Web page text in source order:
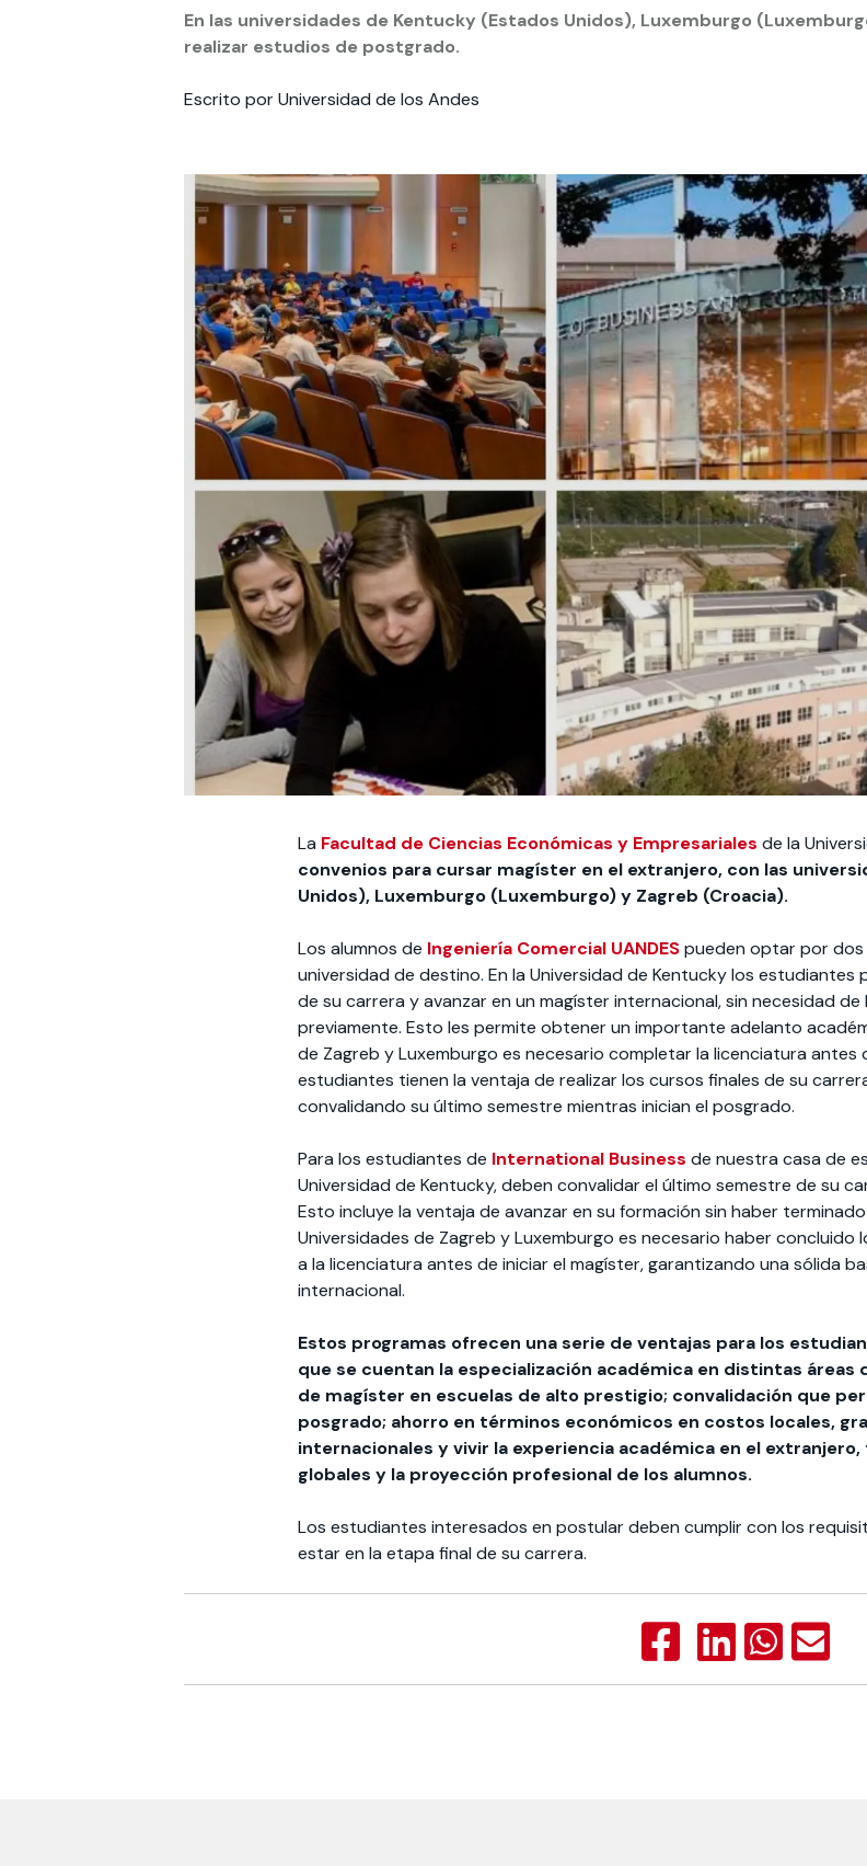
Te puede interesar:International studentsFacultades
Te puede interesar:Explora el campus UandesNoticias estudiantiles
En las universidades de Kentucky (Estados Unidos), Luxemburgo
realizar estudios de postgrado.
Escrito por Universidad de los Andes
La Facultad de Ciencias Económicas y Empresariales de la
convenios para cursar magíster en el extranjero, con las
Unidos), Luxemburgo (Luxemburgo) y Zagreb (Croacia).
Los alumnos de Ingeniería Comercial UANDESpueden optar por dos
universidad de destino. En la Universidad de Kentucky los
de su carrera y avanzar en un magíster internacional, sin necesidad
previamente. Esto les permite obtener un importante adelanto
de Zagreb y Luxemburgo es necesario completar la licenciatura antes
estudiantes tienen la ventaja de realizar los cursos finales de su
convalidando su último semestre mientras inician el posgrado.
Para los estudiantes de International Business de nuestra casa de
Universidad de Kentucky, deben convalidar el último semestre de su
Esto incluye la ventaja de avanzar en su formación sin haber
Universidades de Zagreb y Luxemburgo es necesario haber
a la licenciatura antes de iniciar el magíster, garantizando una sólida
internacional.
Estos programas ofrecen una serie de ventajas para los
que se cuentan la especialización académica en distintas áreas
de magíster en escuelas de alto prestigio; convalidación que
posgrado; ahorro en términos económicos en costos locales,
internacionales y vivir la experiencia académica en el
globales y la proyección profesional de los alumnos.
Los estudiantes interesados en postular deben cumplir con los
estar en la etapa final de su carrera.